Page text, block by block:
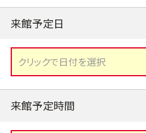
来館予定日
来館予定時間